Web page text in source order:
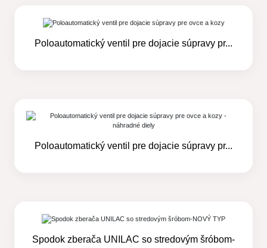
Poloautomatický ventil pre dojacie súpravy pr...
Poloautomatický ventil pre dojacie súpravy pr...
Spodok zberača UNILAC so stredovým šróbom-